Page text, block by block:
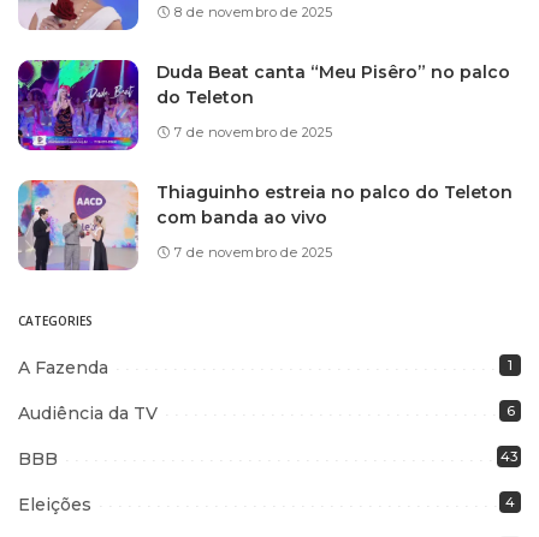
8 de novembro de 2025
Duda Beat canta “Meu Pisêro” no palco
do Teleton
7 de novembro de 2025
Thiaguinho estreia no palco do Teleton
com banda ao vivo
7 de novembro de 2025
CATEGORIES
A Fazenda 1
Audiência da TV 6
BBB 43
Eleições 4